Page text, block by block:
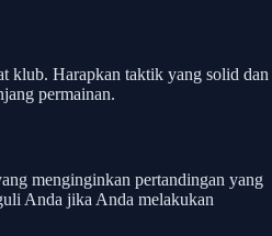
klub. Harapkan taktik yang solid dan
permainan.
menginginkan pertandingan yang
Anda jika Anda melakukan